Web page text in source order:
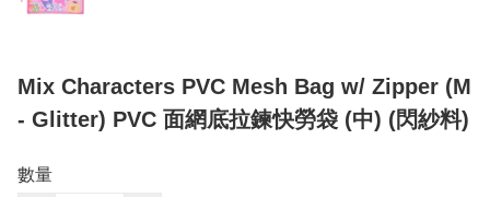
Mix Characters PVC Mesh Bag w/ Zipper (M
- Glitter) PVC 面網底拉鍊快勞袋 (中) (閃紗料)
數量